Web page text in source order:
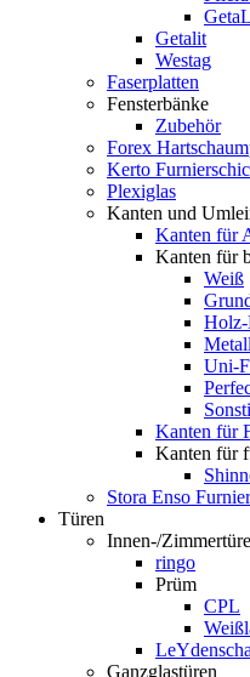
Getalit
Westag
Faserplatten
Fensterbänke
Zubehör
Forex
Kerto
Plexiglas
Kanten und
Kanten für
Kanten für
Weiß
Uni-
Kanten für
Kanten für
Stora Enso
Türen
Innen-/
ringo
Prüm
CPL
Ganzglastüren